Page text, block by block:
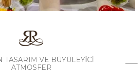
TASARIM VE BÜYÜLEYICI
ATMOSFER